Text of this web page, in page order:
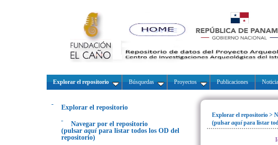
Explorar el repositorio Búsquedas Proyectos Publicaciones
Explorar el repositorio
Navegar por el repositorio
(pulsar aquí para listar todos los OD del
repositorio)
Explorar el repositorio >
(pulsar aquípara listar